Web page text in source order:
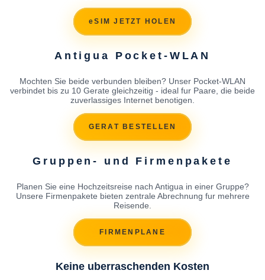
eSIM JETZT HOLEN
Antigua Pocket-WLAN
Mochten Sie beide verbunden bleiben? Unser Pocket-WLAN
verbindet bis zu 10 Gerate gleichzeitig - ideal fur Paare, die beide
zuverlassiges Internet benotigen.
GERAT BESTELLEN
Gruppen- und Firmenpakete
Planen Sie eine Hochzeitsreise nach Antigua in einer Gruppe?
Unsere Firmenpakete bieten zentrale Abrechnung fur mehrere
Reisende.
FIRMENPLANE
Keine uberraschenden Kosten